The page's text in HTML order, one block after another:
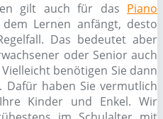
gilt auch für das Piano
Lernen anfängt, desto
Das bedeutet aber
oder Senior auch
benötigen Sie dann
Dafür haben Sie vermutlich
Kinder und Enkel. Wir